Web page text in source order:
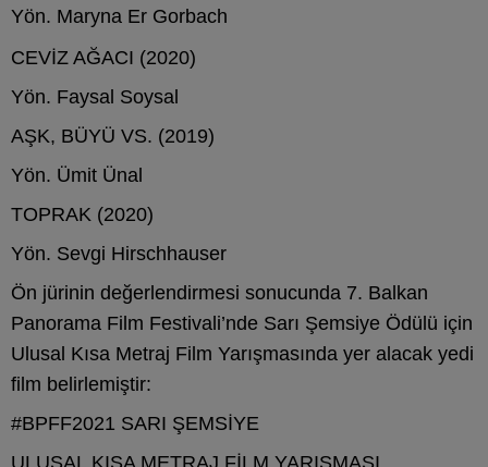
Yön. Maryna Er Gorbach
CEVİZ AĞACI (2020)
Yön. Faysal Soysal
AŞK, BÜYÜ VS. (2019)
Yön. Ümit Ünal
TOPRAK (2020)
Yön. Sevgi Hirschhauser
Ön jürinin değerlendirmesi sonucunda 7. Balkan
Panorama Film Festivali’nde Sarı Şemsiye Ödülü için
Ulusal Kısa Metraj Film Yarışmasında yer alacak yedi
film belirlemiştir:
#BPFF2021 SARI ŞEMSİYE
ULUSAL KISA METRAJ FİLM YARIŞMASI